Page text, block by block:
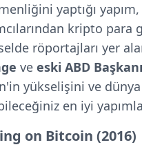
yaptığı
kripto
röportajları yer
ve eski ABD
yükselişini ve
en iyi
on Bitcoin (2016)